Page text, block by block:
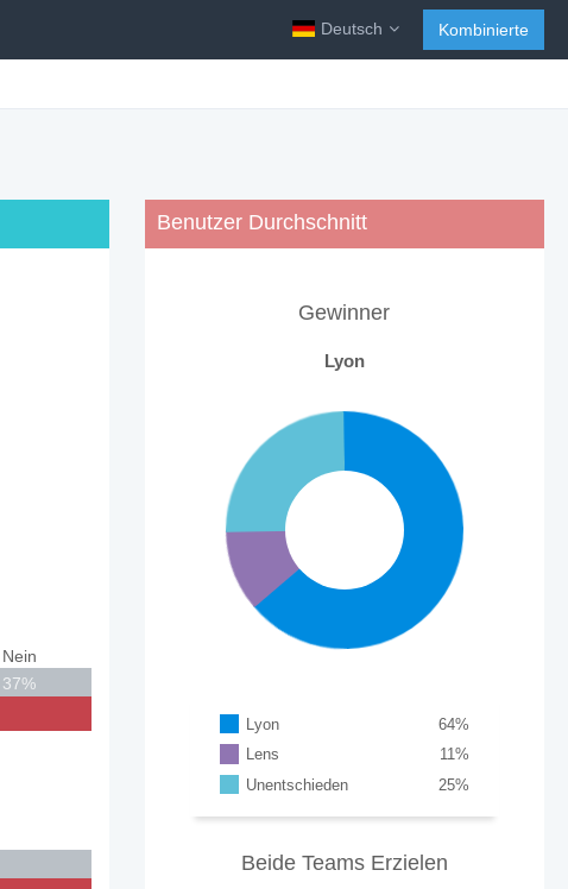
Deutsch Kombinierte
Nein
37%
Benutzer Durchschnitt
Gewinner
Lyon
Lyon %
64
Lens
%
11
Unentschieden
%
25
Beide Teams Erzielen